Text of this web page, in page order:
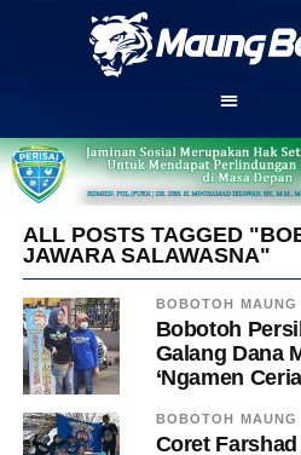
ALL POSTS TAGGED
JAWARA SALAWASNA"
BOBOTOH MAUNG
Bobotoh
Galang Dana
‘Ngamen
BOBOTOH MAUNG
Coret